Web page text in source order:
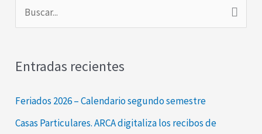
c
a
Entradas recientes
Feriados 2026 – Calendario segundo semestre
Casas Particulares. ARCA digitaliza los recibos de